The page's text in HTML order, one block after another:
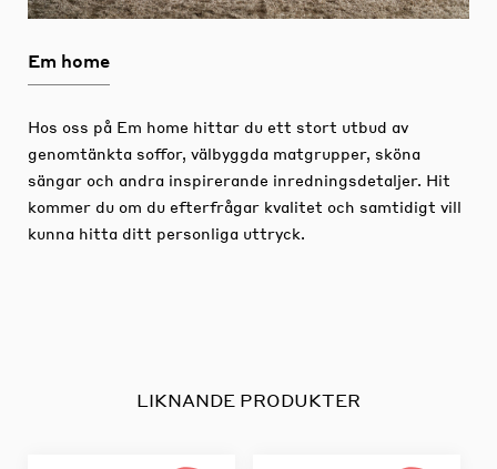
Em home
Hos oss på Em home hittar du ett stort utbud av
genomtänkta soffor, välbyggda matgrupper, sköna
sängar och andra inspirerande inredningsdetaljer. Hit
kommer du om du efterfrågar kvalitet och samtidigt vill
kunna hitta ditt personliga uttryck.
LIKNANDE PRODUKTER